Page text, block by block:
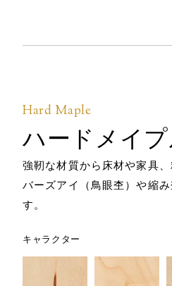
Hard Maple
ハードメイ
強靭な材質から床材や家具
バーズアイ（鳥眼杢）や縮
す。
キャラクター